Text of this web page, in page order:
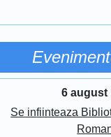
6 august
Se infiinteaza